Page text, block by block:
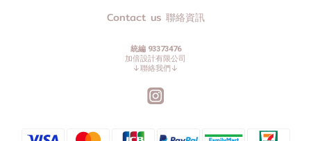
Contact us 聯絡資訊
統編 93373476
加倍設計有限公司
↓聯絡我們↓